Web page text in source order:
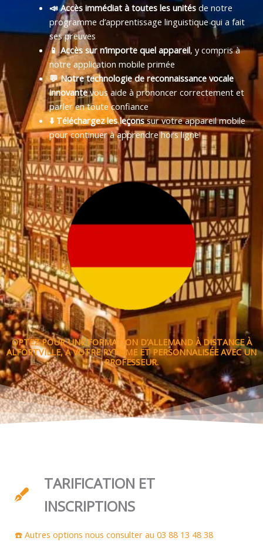
📣 Accès immédiat à toutes les unitésde notre
programme d’apprentissage linguistique qui a fait
ses preuves
📱 Accès sur n’importe quel appareil, y compris à
notre application mobile primée
💬 Notre technologie de reconnaissance vocale
innovantevous aide à prononcer correctement et
parler en toute confiance
⬇️ Téléchargez les leçonssur votre appareil mobile
pour continuer à apprendre hors ligne
OPTEZ POUR UNE FORMATION D’ALLEMAND À DISTANCE À
ALFORTVILLE, À VOTRE RYTHME ET PERSONNALISÉE AVEC UN
PROFESSEUR.
TARIFICATION ET
INSCRIPTIONS
☎️ Autres options nous consulter au 03 88 13 48 38